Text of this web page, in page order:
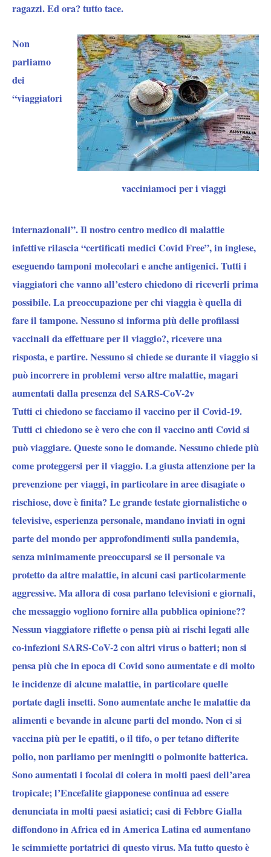
ragazzi. Ed ora? tutto tace.
vacciniamoci per i viaggi
Non
parliamo
dei
“viaggiatori
internazionali”. Il nostro centro medico di malattie
infettive rilascia“certificati medici Covid Free”, in inglese,
eseguendotamponi molecolari e anche antigenici. Tutti i
viaggiatori che vanno all’estero chiedono di riceverli prima
possibile. La preoccupazione per chi viaggia è quella di
fare il tampone. Nessuno si informa più delle profilassi
vaccinali da effettuare per il viaggio?, ricevere una
risposta, e partire. Nessuno si chiede se durante il viaggio si
può incorrere in problemi verso altre malattie, magari
aumentati dalla presenza del SARS-CoV-2v
Tutti ci chiedono se facciamo il vaccino per il Covid-19.
Tutti ci chiedono se è vero che con il vaccino anti Covid si
può viaggiare. Queste sono le domande. Nessuno chiede più
come proteggersi per il viaggio. La giusta attenzione per la
prevenzione per viaggi, in particolare in aree disagiate o
rischiose, dove è finita? Le grande testate giornalistiche o
televisive, esperienza personale, mandano inviati in ogni
parte del mondo per approfondimenti sulla pandemia,
senza minimamente preoccuparsi se il personale va
protetto da altre malattie, in alcuni casi particolarmente
aggressive. Ma allora di cosa parlano televisioni e giornali,
che messaggio vogliono fornire alla pubblica opinione??
Nessun viaggiatore riflette o pensa più ai rischi legati alle
co-infezioni SARS-CoV-2 con altri virus o batteri; non si
pensa più che in epoca di Covid sono aumentate e di molto
le incidenze di alcune malattie, in particolare quelle
portate dagli insetti. Sono aumentate anche le malattie da
alimenti e bevande in alcune parti del mondo. Non ci si
vaccina più per le epatiti, o il tifo, o per tetano difterite
polio, non parliamo per meningiti o polmonite batterica.
Sono aumentati i focolai di colera in molti paesi dell’area
tropicale; l’Encefalite giapponese continua ad essere
denunciata in molti paesi asiatici; casi di Febbre Gialla
diffondono in Africa ed in America Latina ed aumentano
le scimmiette portatrici di questo virus. Ma tutto questo è